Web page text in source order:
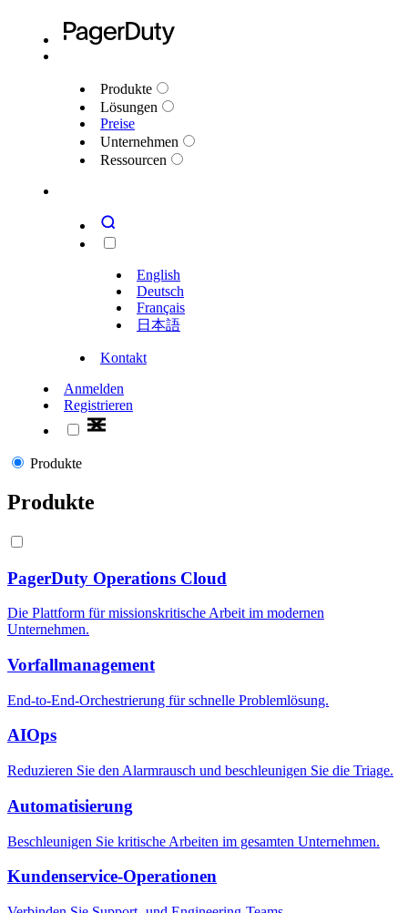
Produkte
Lösungen
Preise
Unternehmen
Ressourcen
English
Deutsch
Français
日本語
Kontakt
Anmelden
Registrieren
Produkte
Produkte
PagerDuty Operations Cloud
Die Plattform für missionskritische Arbeit im modernen
Unternehmen.
Vorfallmanagement
End-to-End-Orchestrierung für schnelle Problemlösung.
AIOps
Reduzieren Sie den Alarmrausch und beschleunigen Sie die Triage.
Automatisierung
Beschleunigen Sie kritische Arbeiten im gesamten Unternehmen.
Kundenservice-Operationen